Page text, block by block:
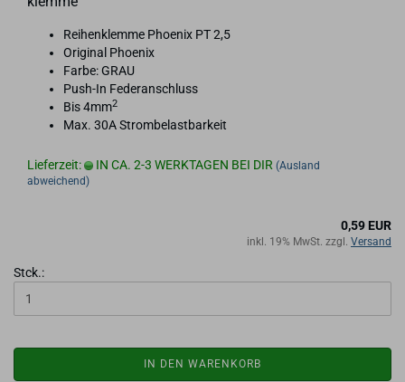
Rei­hen­klem­me Phoe­nix PT 2,5
Ori­gi­nal Phoe­nix
Farbe: GRAU
Push-​In Fe­der­an­schluss
Bis 4mm2
Max. 30A Strom­be­last­bar­keit
Lieferzeit: IN CA. 2-3 WERKTAGEN BEI DIR (Ausland
abweichend)
0,59 EUR
inkl. 19% MwSt. zzgl. Versand
Stck.:
IN DEN WARENKORB